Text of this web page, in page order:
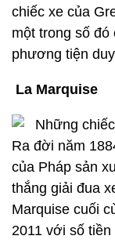
chiếc xe của
một trong số
phương tiện
La Marquise
Ra đời năm
của Pháp sản
thắng giải đua
Marquise cuối
2011 với số tiền